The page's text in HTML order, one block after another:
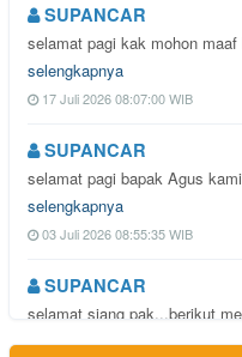
SUPANCAR
selamat pagi kak mohon
selengkapnya
17 Juli 2026 08:07:00 WIB
SUPANCAR
selamat pagi bapak Agus
selengkapnya
03 Juli 2026 08:55:35 WIB
SUPANCAR
selamat siang pak...berikut
selengkapnya